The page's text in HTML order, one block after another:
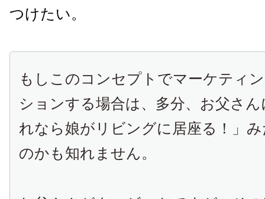
つけたい。
もしこのコンセプトでマーケティ
ションする場合は、多分、お父さ
れなら娘がリビングに居座る！」
のかも知れません。